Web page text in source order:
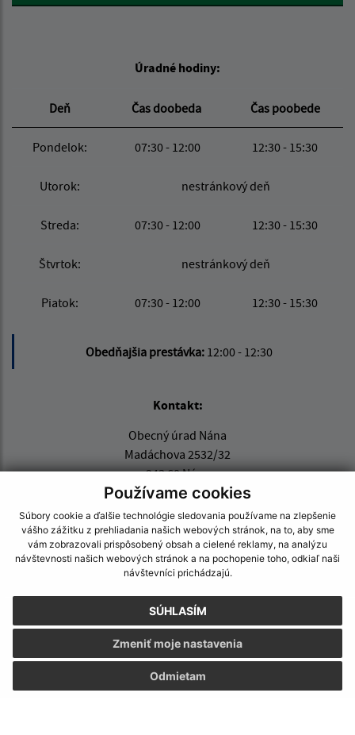
Používame cookies
Súbory cookie a ďalšie technológie sledovania používame na zlepšenie
vášho zážitku z prehliadania našich webových stránok, na to, aby sme
vám zobrazovali prispôsobený obsah a cielené reklamy, na analýzu
návštevnosti našich webových stránok a na pochopenie toho, odkiaľ naši
návštevníci prichádzajú.
SÚHLASÍM
Odmietam
Zmeniť moje nastavenia
Úradné hodiny:
Deň Čas doobeda Čas poobede
Pondelok: 07:30 - 12:00 12:30 - 15:30
Utorok: nestránkový deň
Streda: 07:30 - 12:00 12:30 - 15:30
Štvrtok: nestránkový deň
Piatok: 07:30 - 12:00 12:30 - 15:30
Obedňajšia prestávka: 12:00 - 12:30
Kontakt:
Obecný úrad Nána
Madáchova 2532/32
943 60 Nána
+421 36 285 80 31
IČO: 00800279